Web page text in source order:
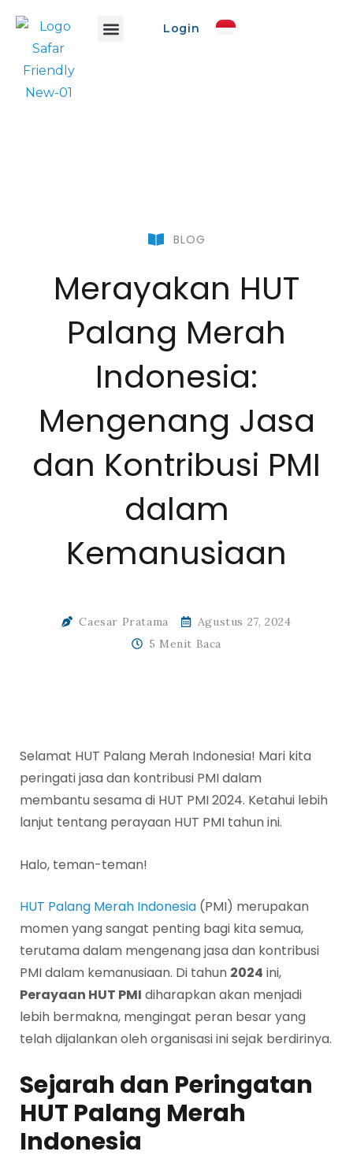
Login
BLOG
Merayakan HUT
Palang Merah
Indonesia:
Mengenang Jasa
dan Kontribusi PMI
dalam
Kemanusiaan
Caesar Pratama
Agustus 27, 2024
5 Menit Baca
Selamat HUT Palang Merah Indonesia! Mari kita
peringati jasa dan kontribusi PMI dalam
membantu sesama di HUT PMI 2024. Ketahui lebih
lanjut tentang perayaan HUT PMI tahun ini.
Halo, teman-teman!
HUT Palang Merah Indonesia (PMI) merupakan
momen yang sangat penting bagi kita semua,
terutama dalam mengenang jasa dan kontribusi
PMI dalam kemanusiaan. Di tahun 2024 ini,
Perayaan HUT PMI diharapkan akan menjadi
lebih bermakna, mengingat peran besar yang
telah dijalankan oleh organisasi ini sejak berdirinya.
Sejarah dan Peringatan
HUT Palang Merah
Indonesia